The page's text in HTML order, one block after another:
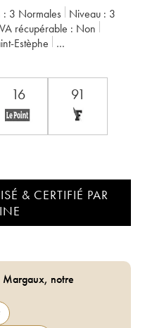
: 3 Normales Niveau : 3
TVA récupérable :
non
Estèphe
16 91
& CERTIFIÉ PAR
Margaux, notre